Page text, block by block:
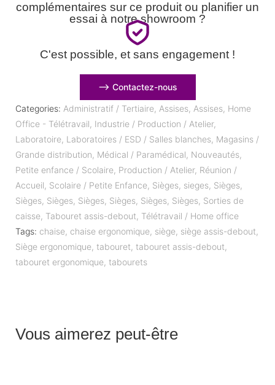
complémentaires sur ce produit ou planifier un
essai à notre showroom ?
C'est possible, et sans engagement !
⟶ Contactez-nous
Categories: Administratif / Tertiaire, Assises, Assises, Home
Office - Télétravail, Industrie / Production / Atelier,
Laboratoire, Laboratoires / ESD / Salles blanches, Magasins /
Grande distribution, Médical / Paramédical, Nouveautés,
Petite enfance / Scolaire, Production / Atelier, Réunion /
Accueil, Scolaire / Petite Enfance, Sièges, sieges, Sièges,
Sièges, Sièges, Sièges, Sièges, Sièges, Sièges, Sorties de
caisse, Tabouret assis-debout, Télétravail / Home office
Tags: chaise, chaise ergonomique, siège, siège assis-debout,
Siège ergonomique, tabouret, tabouret assis-debout,
tabouret ergonomique, tabourets
Vous aimerez peut-être